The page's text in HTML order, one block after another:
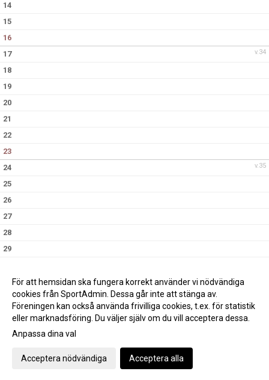
14
15
16
v.34
17
18
19
20
21
22
23
v.35
24
25
26
27
28
29
Gå till Webbversion
För att hemsidan ska fungera korrekt använder vi nödvändiga
cookies från SportAdmin. Dessa går inte att stänga av.
Föreningen kan också använda frivilliga cookies, t.ex. för statistik
eller marknadsföring. Du väljer själv om du vill acceptera dessa.
Anpassa dina val
Acceptera nödvändiga Acceptera alla